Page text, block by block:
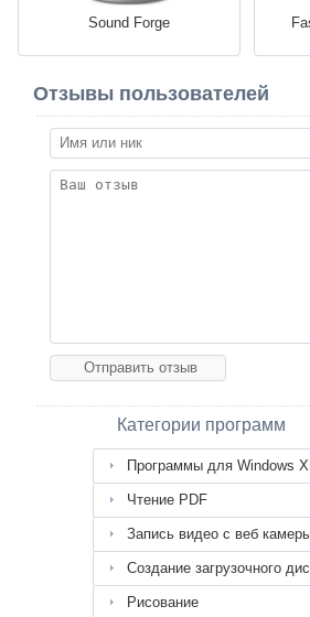
Sound Forge
Отзывы пользователей
Категории программ
Программы для Windows
Чтение PDF
Запись видео с веб
Создание загрузочного
Рисование